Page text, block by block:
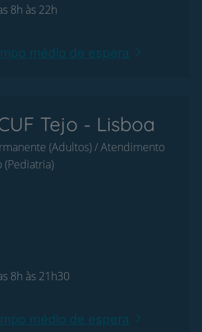
8h às 22h
médio de espera
Tejo - Lisboa
(Adultos) / Atendimento
(Pediatria)
8h às 21h30
médio de espera